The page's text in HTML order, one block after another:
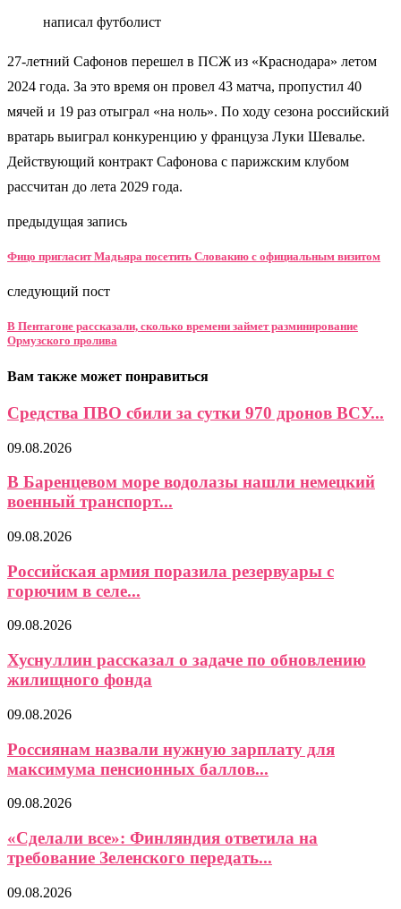
написал футболист
27-летний Сафонов перешел в ПСЖ из «Краснодара» летом
2024 года. За это время он провел 43 матча, пропустил 40
мячей и 19 раз отыграл «на ноль». По ходу сезона российский
вратарь выиграл конкуренцию у француза Луки Шевалье.
Действующий контракт Сафонова с парижским клубом
рассчитан до лета 2029 года.
предыдущая запись
Фицо пригласит Мадьяра посетить Словакию с официальным визитом
следующий пост
В Пентагоне рассказали, сколько времени займет разминирование
Ормузского пролива
Вам также может понравиться
Средства ПВО сбили за сутки 970 дронов ВСУ...
09.08.2026
В Баренцевом море водолазы нашли немецкий
военный транспорт...
09.08.2026
Российская армия поразила резервуары с
горючим в селе...
09.08.2026
Хуснуллин рассказал о задаче по обновлению
жилищного фонда
09.08.2026
Россиянам назвали нужную зарплату для
максимума пенсионных баллов...
09.08.2026
«Сделали все»: Финляндия ответила на
требование Зеленского передать...
09.08.2026